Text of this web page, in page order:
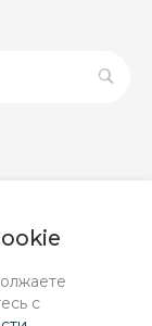
с
условиях не
РФ.